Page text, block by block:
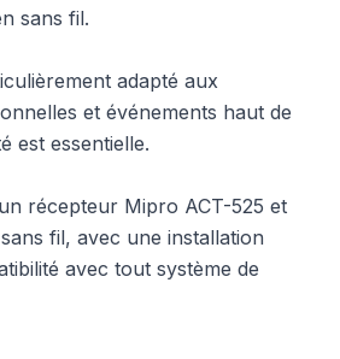
sans fil.
adapté aux
et événements haut de
est essentielle.
récepteur Mipro ACT-525 et
fil, avec une installation
avec tout système de